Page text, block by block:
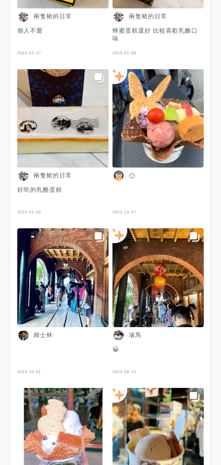
兩隻豬的日常
個人不愛
2024-01-17
兩隻豬的日常
蜂蜜蛋糕還好 比較喜歡乳酪口
味
2024-01-09
兩隻豬的日常
好吃的乳酪蛋糕
2024-01-03
🙂
2023-12-07
姆士林
2023-10-01
濬馬
😀
2023-08-13